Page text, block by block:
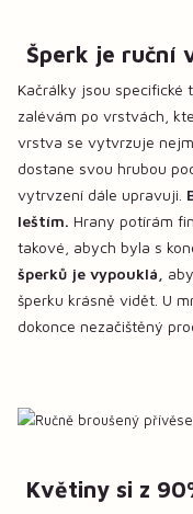
Šperk je ruční
Kačrálky jsou specifické
zalévám po vrstvách,
vrstva se vytvrzuje
dostane svou hrubou
vytrvzení dále upravuji.
leštím. Hrany potírám
takové, abych byla s
šperků je vypouklá,
šperku krásně vidět. U
dokonce nezačištěný
Květiny si z